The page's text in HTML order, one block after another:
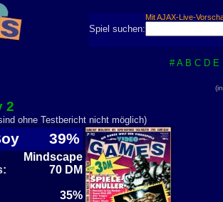
Mit AJAX-Live-
Spiel suchen:
# A B C D E
2
ohne Testbericht nicht möglich)
39%
Mindscape
70 DM
35%